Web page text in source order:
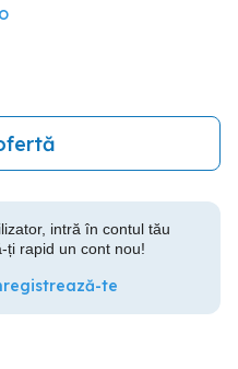
intră în contul tău
ți rapid un cont nou!
te